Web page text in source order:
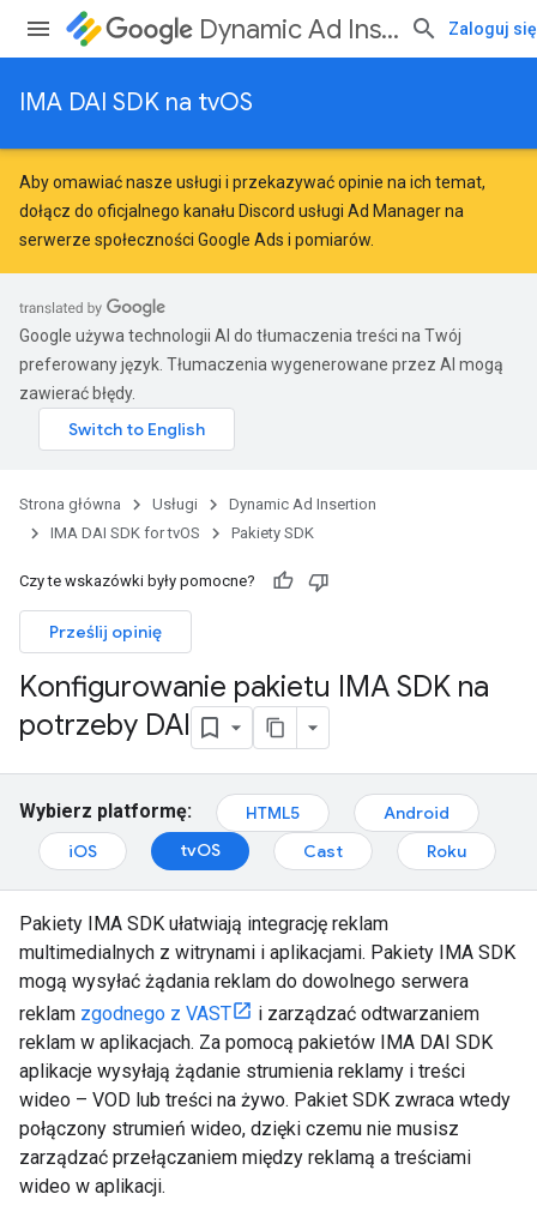
Dynamic Ad Insertion Zaloguj się
IMA DAI SDK na tvOS
Aby omawiać nasze usługi i przekazywać opinie na ich temat,
dołącz do oficjalnego kanału Discord usługi Ad Manager na
serwerze społeczności Google Ads i pomiarów
Google używa technologii AI do tłumaczenia treści na Twój
preferowany język. Tłumaczenia wygenerowane przez AI mogą
zawierać błędy.
Strona główna Usługi
Dynamic Ad Insertion
IMA DAI SDK for tvOS
Pakiety SDK
Czy te wskazówki były pomocne?
Prześlij opinię
Konfigurowanie pakietu IMA SDK na
potrzeby DAI
Wybierz platformę: HTML5
Android
iOS
tvOS Cast Roku
Pakiety IMA SDK ułatwiają integrację reklam
multimedialnych z witrynami i aplikacjami. Pakiety IMA SDK
mogą wysyłać żądania reklam do dowolnego serwera
reklam zgodnego z VAST
i zarządzać odtwarzaniem
reklam w aplikacjach. Za pomocą pakietów IMA DAI SDK
aplikacje wysyłają żądanie strumienia reklamy i treści
wideo – VOD lub treści na żywo. Pakiet SDK zwraca wtedy
połączony strumień wideo, dzięki czemu nie musisz
zarządzać przełączaniem między reklamą a treściami
wideo w aplikacji.